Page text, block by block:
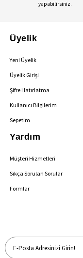
yapabilirsiniz.
Üyelik
Yeni Üyelik
Üyelik Girişi
Şifre Hatırlatma
Kullanıcı Bilgilerim
Sepetim
Yardım
Müşteri Hizmetleri
Sıkça Sorulan Sorular
Formlar